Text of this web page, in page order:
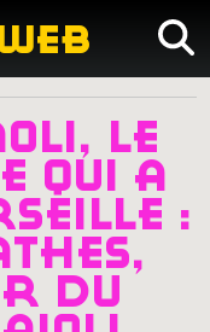
qui a
:
du